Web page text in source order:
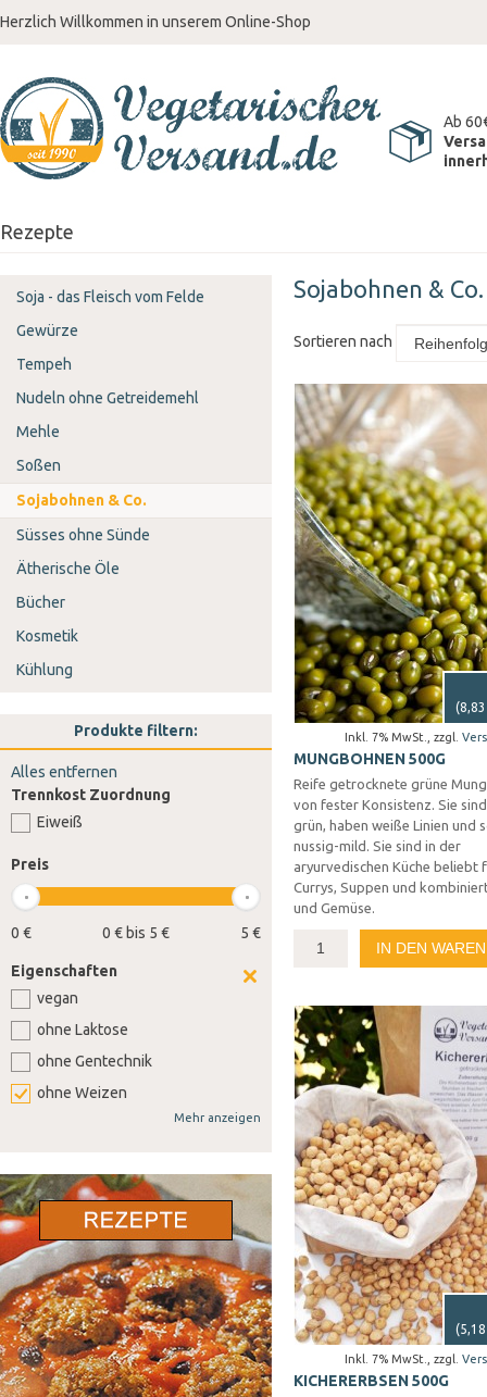
Herzlich Willkommen in unserem Online-Shop
Ab
Rezepte
Sojabohnen & Co.
Sortieren nach
Inkl. 7% MwSt. zzgl.
(
MUNGBOHNEN 500G
Reife getrocknete grüne
von fester Konsistenz. Sie
grün, haben weiße Linien und
nussig-mild. Sie sind in der
aryurvedischen Küche beliebt
Currys, Suppen und
und Gemüse.
IN DEN
Inkl. 7% MwSt. zzgl.
(
KICHERERBSEN 500G
Soja - das Fleisch vom Felde
Gewürze
Tempeh
Nudeln ohne Getreidemehl
Mehle
Soßen
Sojabohnen & Co.
Süsses ohne Sünde
Ätherische Öle
Bücher
Kosmetik
Kühlung
Produkte filtern:
Alles entfernen
Trennkost Zuordnung
Eiweiß
Preis
0 € 5 €
0 € bis 5 €
Eigenschaften
vegan
ohne Laktose
ohne Gentechnik
ohne Weizen
ohne Sellerie
ohne Lupine
ohne Gluten
ohne Nüsse
Mehr anzeigen